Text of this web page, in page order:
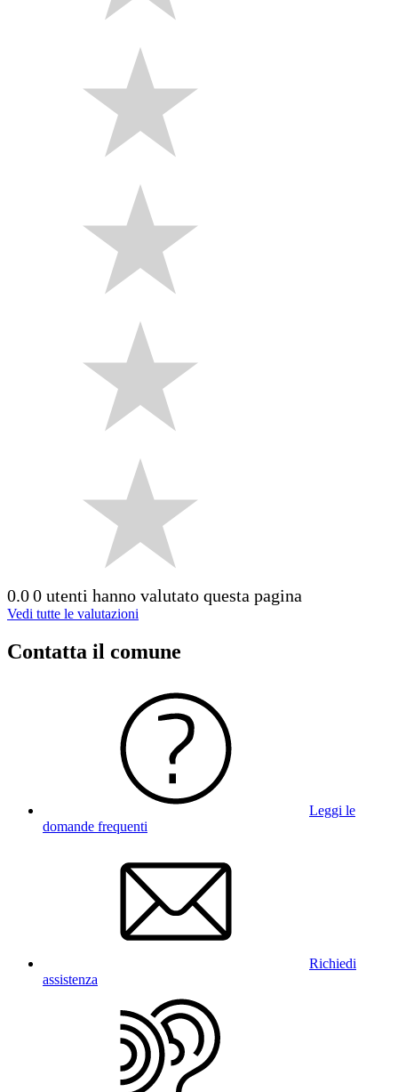
0.00 utenti hanno valutato questa pagina
Vedi tutte le valutazioni
Contatta il comune
Leggi le
domande frequenti
Richiedi
assistenza